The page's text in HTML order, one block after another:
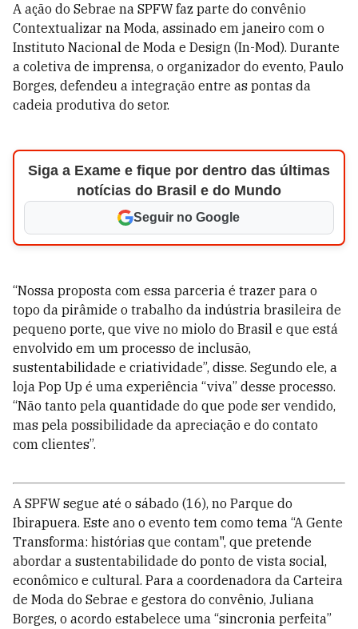
A ação do Sebrae na SPFW faz parte do convênio
Contextualizar na Moda, assinado em janeiro com o
Instituto Nacional de Moda e Design (In-Mod). Durante
a coletiva de imprensa, o organizador do evento, Paulo
Borges, defendeu a integração entre as pontas da
cadeia produtiva do setor.
Siga a Exame e fique por dentro das últimas
notícias do Brasil e do Mundo
Seguir no Google
“Nossa proposta com essa parceria é trazer para o
topo da pirâmide o trabalho da indústria brasileira de
pequeno porte, que vive no miolo do Brasil e que está
envolvido em um processo de inclusão,
sustentabilidade e criatividade”, disse. Segundo ele, a
loja Pop Up é uma experiência “viva” desse processo.
“Não tanto pela quantidade do que pode ser vendido,
mas pela possibilidade da apreciação e do contato
com clientes”.
A SPFW segue até o sábado (16), no Parque do
Ibirapuera. Este ano o evento tem como tema “A Gente
Transforma: histórias que contam", que pretende
abordar a sustentabilidade do ponto de vista social,
econômico e cultural. Para a coordenadora da Carteira
de Moda do Sebrae e gestora do convênio, Juliana
Borges, o acordo estabelece uma “sincronia perfeita”